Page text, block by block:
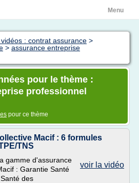
Menu
: contrat assurance >
> assurance entreprise
pour le thème :
professionnel
pour ce thème
Macif : 6 formules
TNS
voir la vidéo
gamme d'assurance
: Garantie Santé
des